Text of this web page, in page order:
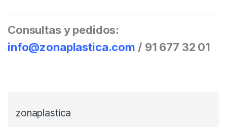
Consultas y pedidos:
info@zonaplastica.com / 91 677 32 01
zonaplastica